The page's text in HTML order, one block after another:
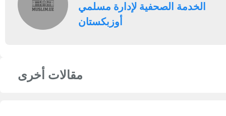
الخدمة الصحفية لإدارة مسلمي
أوزبكستان
مقالات أخرى